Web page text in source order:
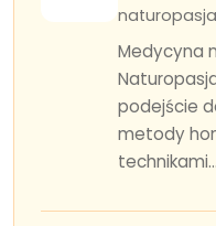
Medycyna
podejście
metody
technikami...